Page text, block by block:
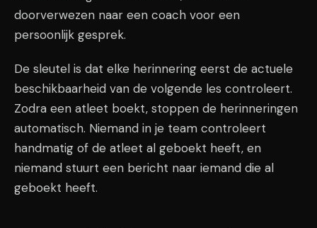
doorverwezen naar een coach voor een
persoonlijk gesprek.
De sleutel is dat elke herinnering eerst de actuele
beschikbaarheid van de volgende les controleert.
Zodra een atleet boekt, stoppen de herinneringen
automatisch. Niemand in je team controleert
handmatig of de atleet al geboekt heeft, en
niemand stuurt een bericht naar iemand die al
geboekt heeft.